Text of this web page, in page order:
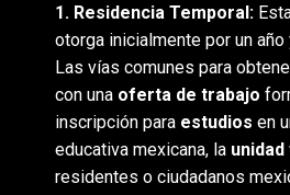
1. Residencia Temporal:
otorga inicialmente por un
Las vías comunes para
con una oferta de trabajo
inscripción para estudios en
educativa mexicana, la
residentes o ciudadanos